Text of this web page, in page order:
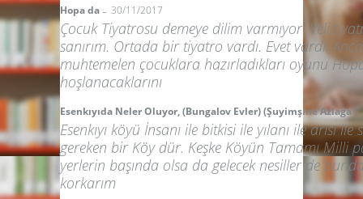
Hopa da - 30/11/2017
Çocuk Tiyatrosu demeye dilim varmıyor. Veli
sanırım. Ortada bir tiyatro vardı. Evet vardı.
muhtemelen çocuklara hazırladıkları oyunu
hoşlanacaklarını
Esenkıyıda Neler Oluyor, (Bungalov Evler) (Şuyimşine Azlağa )
Esenkıyı köyü İnsanı ile bitkisi ile yılanı ile arısı
gereken bir Köy dür. Keşke Köyün Tamamı Milli
yerlerin başında olsa da gelecek nesiller de
korkarım